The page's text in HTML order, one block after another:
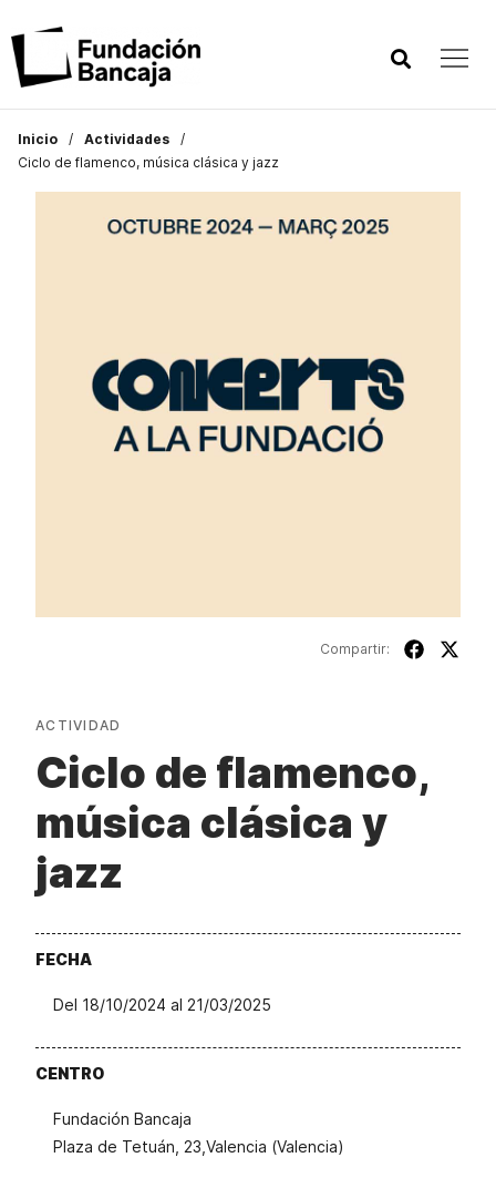
Inicio
Actividades
Ciclo de flamenco, música clásica y jazz
Compartir:
ACTIVIDAD
Ciclo de flamenco,
música clásica y
jazz
FECHA
Del 18/10/2024 al 21/03/2025
CENTRO
Fundación Bancaja
Plaza de Tetuán, 23,Valencia (Valencia)